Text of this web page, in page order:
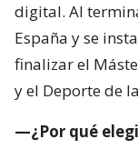
digital. Al
España y se
finalizar el
y el Deporte de
—¿Por qué